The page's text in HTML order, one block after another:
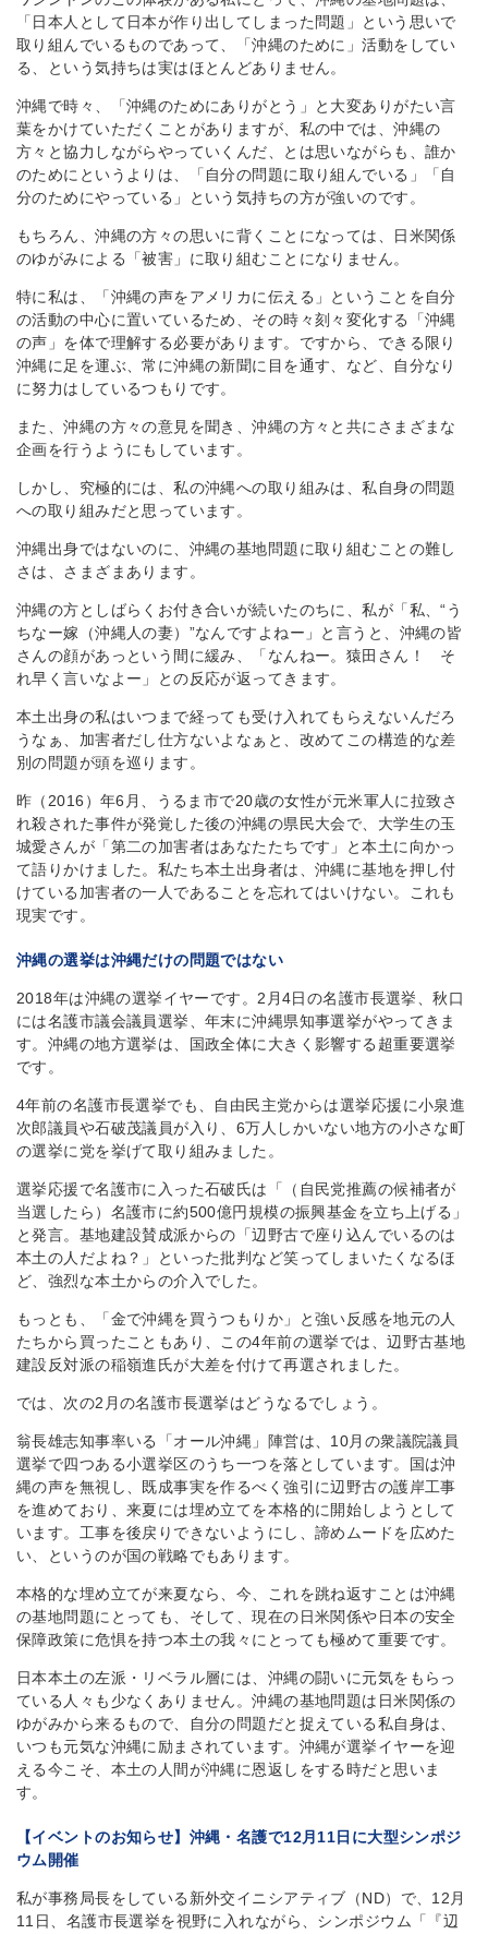
「日本人として日本が作り出してしまった問題」という思いで
取り組んでいるものであって、「沖縄のために」活動をしてい
る、という気持ちは実はほとんどありません。
沖縄で時々、「沖縄のためにありがとう」と大変ありがたい言
葉をかけていただくことがありますが、私の中では、沖縄の
方々と協力しながらやっていくんだ、とは思いながらも、誰か
のためにというよりは、「自分の問題に取り組んでいる」「自
分のためにやっている」という気持ちの方が強いのです。
もちろん、沖縄の方々の思いに背くことになっては、日米関係
のゆがみによる「被害」に取り組むことになりません。
特に私は、「沖縄の声をアメリカに伝える」ということを自分
の活動の中心に置いているため、その時々刻々変化する「沖縄
の声」を体で理解する必要があります。ですから、できる限り
沖縄に足を運ぶ、常に沖縄の新聞に目を通す、など、自分なり
に努力はしているつもりです。
また、沖縄の方々の意見を聞き、沖縄の方々と共にさまざまな
企画を行うようにもしています。
しかし、究極的には、私の沖縄への取り組みは、私自身の問題
への取り組みだと思っています。
沖縄出身ではないのに、沖縄の基地問題に取り組むことの難し
さは、さまざまあります。
沖縄の方としばらくお付き合いが続いたのちに、私が「私、“う
ちなー嫁（沖縄人の妻）”なんですよねー」と言うと、沖縄の皆
さんの顔があっという間に緩み、「なんねー。猿田さん！ そ
れ早く言いなよー」との反応が返ってきます。
本土出身の私はいつまで経っても受け入れてもらえないんだろ
うなぁ、加害者だし仕方ないよなぁと、改めてこの構造的な差
別の問題が頭を巡ります。
昨（2016）年6月、うるま市で20歳の女性が元米軍人に拉致さ
れ殺された事件が発覚した後の沖縄の県民大会で、大学生の玉
城愛さんが「第二の加害者はあなたたちです」と本土に向かっ
て語りかけました。私たち本土出身者は、沖縄に基地を押し付
けている加害者の一人であることを忘れてはいけない。これも
現実です。
沖縄の選挙は沖縄だけの問題ではない
2018年は沖縄の選挙イヤーです。2月4日の名護市長選挙、秋口
には名護市議会議員選挙、年末に沖縄県知事選挙がやってきま
す。沖縄の地方選挙は、国政全体に大きく影響する超重要選挙
です。
4年前の名護市長選挙でも、自由民主党からは選挙応援に小泉進
次郎議員や石破茂議員が入り、6万人しかいない地方の小さな町
の選挙に党を挙げて取り組みました。
選挙応援で名護市に入った石破氏は「（自民党推薦の候補者が
当選したら）名護市に約500億円規模の振興基金を立ち上げる」
と発言。基地建設賛成派からの「辺野古で座り込んでいるのは
本土の人だよね？」といった批判など笑ってしまいたくなるほ
ど、強烈な本土からの介入でした。
もっとも、「金で沖縄を買うつもりか」と強い反感を地元の人
たちから買ったこともあり、この4年前の選挙では、辺野古基地
建設反対派の稲嶺進氏が大差を付けて再選されました。
では、次の2月の名護市長選挙はどうなるでしょう。
翁長雄志知事率いる「オール沖縄」陣営は、10月の衆議院議員
選挙で四つある小選挙区のうち一つを落としています。国は沖
縄の声を無視し、既成事実を作るべく強引に辺野古の護岸工事
を進めており、来夏には埋め立てを本格的に開始しようとして
います。工事を後戻りできないようにし、諦めムードを広めた
い、というのが国の戦略でもあります。
本格的な埋め立てが来夏なら、今、これを跳ね返すことは沖縄
の基地問題にとっても、そして、現在の日米関係や日本の安全
保障政策に危惧を持つ本土の我々にとっても極めて重要です。
日本本土の左派・リベラル層には、沖縄の闘いに元気をもらっ
ている人々も少なくありません。沖縄の基地問題は日米関係の
ゆがみから来るもので、自分の問題だと捉えている私自身は、
いつも元気な沖縄に励まされています。沖縄が選挙イヤーを迎
える今こそ、本土の人間が沖縄に恩返しをする時だと思いま
す。
【イベントのお知らせ】沖縄・名護で12月11日に大型シンポジ
ウム開催
私が事務局長をしている新外交イニシアティブ（ND）で、12月
11日、名護市長選挙を視野に入れながら、シンポジウム「『辺